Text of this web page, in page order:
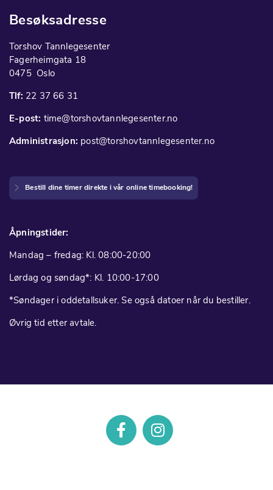
Besøksadresse
Torshov Tannlegesenter
Fagerheimgata 18
0475 Oslo
Tlf: 22 37 66 31
E-post: time@torshovtannlegesenter.no
Administrasjon: post@torshovtannlegesenter.no
Bestill dine timer direkte i vår online timebooking!
Åpningstider:
Mandag – fredag: Kl. 08:00-20:00
Lørdag og søndag*: Kl. 10:00-17:00
*Søndager i oddetallsuker. Se også datoer når du bestiller.
Øvrig tid etter avtale.